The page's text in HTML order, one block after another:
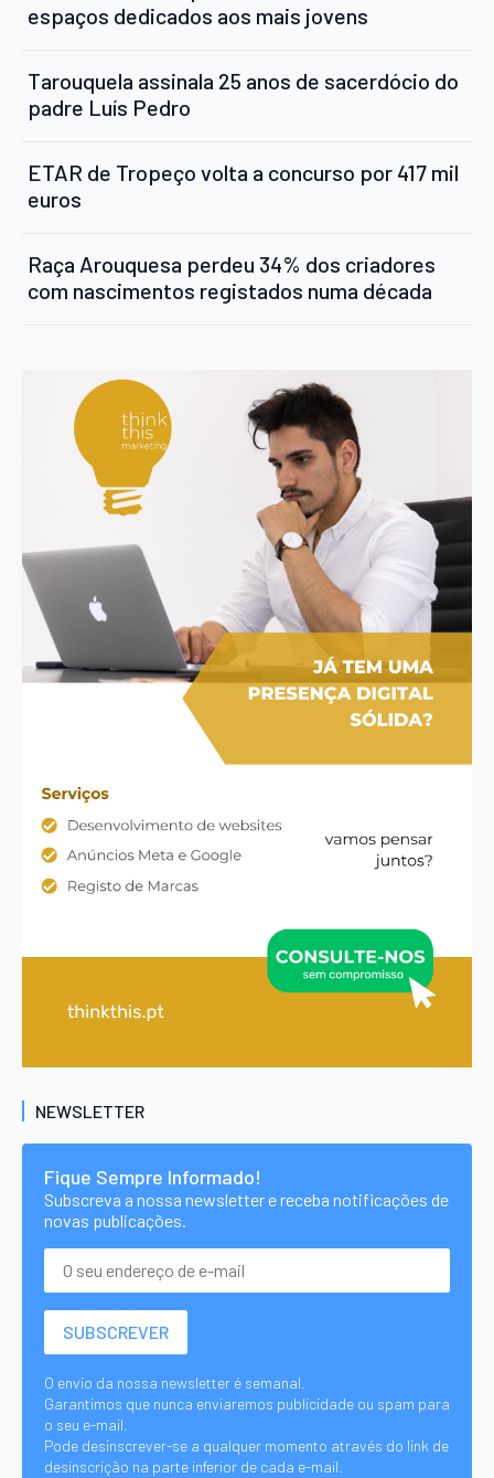
espaços dedicados aos mais jovens
Tarouquela assinala 25 anos de sacerdócio do
padre Luís Pedro
ETAR de Tropeço volta a concurso por 417 mil
euros
Raça Arouquesa perdeu 34% dos criadores
com nascimentos registados numa década
NEWSLETTER
Fique Sempre Informado!
Subscreva a nossa newsletter e receba notificações de
novas publicações.
O envio da nossa newsletter é semanal.
Garantimos que nunca enviaremos publicidade ou spam para
o seu e-mail.
Pode desinscrever-se a qualquer momento através do link de
desinscrição na parte inferior de cada e-mail.